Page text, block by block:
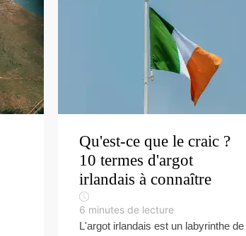
Qu'est-ce que le craic ?
10 termes d'argot
irlandais à connaître
6 minutes de lecture
L'argot irlandais est un labyrinthe de